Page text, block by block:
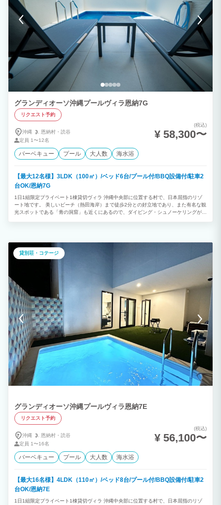
グランディオーソ沖縄プールヴィラ恩納7G
リクエスト予約
沖縄 恩納村・ 読谷
定員 1〜12名
(税込)
¥ 58,300〜
バーベキュー プール 大人数 海水浴
【最大12名様】3LDK（100㎡）/ベッド6台/プール付/BBQ設備付/駐車2
台OK/恩納7G
1日1組限定プライベート1棟貸切ヴィラ 沖縄中央部に位置する村で、日本屈指のリゾ
ート地です。 美しいビーチ（熱田海岸）まで徒歩2分との好立地であり、また有名な観
光スポットである「青の洞窟」も近くにあるので、ダイビング・シュノーケリングが楽
貸別荘・コテージ
グランディオーソ沖縄プールヴィラ恩納7E
リクエスト予約
沖縄 恩納村・ 読谷
定員 1〜16名
(税込)
¥ 56,100〜
バーベキュー プール 大人数 海水浴
【最大16名様】4LDK（110㎡）/ベッド8台/プール付/BBQ設備付/駐車2
台OK/恩納7E
1日1組限定プライベート1棟貸切ヴィラ 沖縄中央部に位置する村で、日本屈指のリゾ